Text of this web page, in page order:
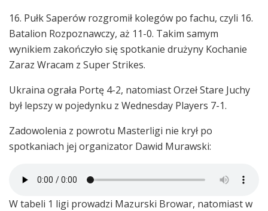
16. Pułk Saperów rozgromił kolegów po fachu, czyli 16.
Batalion Rozpoznawczy, aż 11-0. Takim samym
wynikiem zakończyło się spotkanie drużyny Kochanie
Zaraz Wracam z Super Strikes.
Ukraina ograła Portę 4-2, natomiast Orzeł Stare Juchy
był lepszy w pojedynku z Wednesday Players 7-1.
Zadowolenia z powrotu Masterligi nie krył po
spotkaniach jej organizator Dawid Murawski:
W tabeli 1 ligi prowadzi Mazurski Browar, natomiast w